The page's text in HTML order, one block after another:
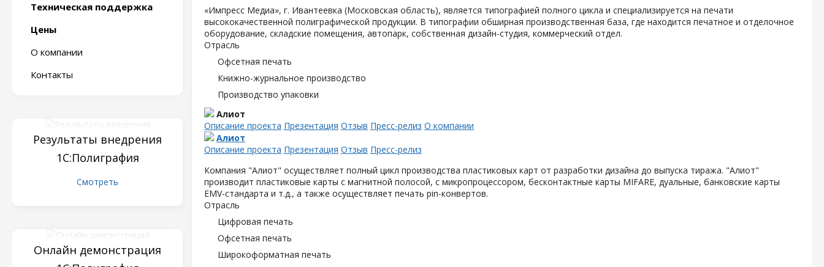
Техническая поддержка
Цены
О компании
Контакты
Результаты внедрения
1С:Полиграфия
Смотреть
Онлайн демонстрация
«Импресс Медиа», г. Ивантеевка (Московская область), является типографией полного цикла и специализируется на печати
высококачественной полиграфической продукции. В типографии обширная производственная база, где находится печатное и отделочное
оборудование, складские помещения, автопарк, собственная дизайн-студия, коммерческий отдел.
Отрасль
Офсетная печать
Книжно-журнальное производство
Производство упаковки
Алиот
Описание проекта Презентация Отзыв Пресс-релиз О компании
Алиот
Описание проекта Презентация Отзыв Пресс-релиз
Компания "Алиот" осуществляет полный цикл производства пластиковых карт от разработки дизайна до выпуска тиража. "Алиот"
производит пластиковые карты с магнитной полосой, с микропроцессором, бесконтактные карты MIFARE, дуальные, банковские карты
EMV-стандарта и т.д., а также осуществляет печать pin-конвертов.
Отрасль
Цифровая печать
Офсетная печать
Широкоформатная печать